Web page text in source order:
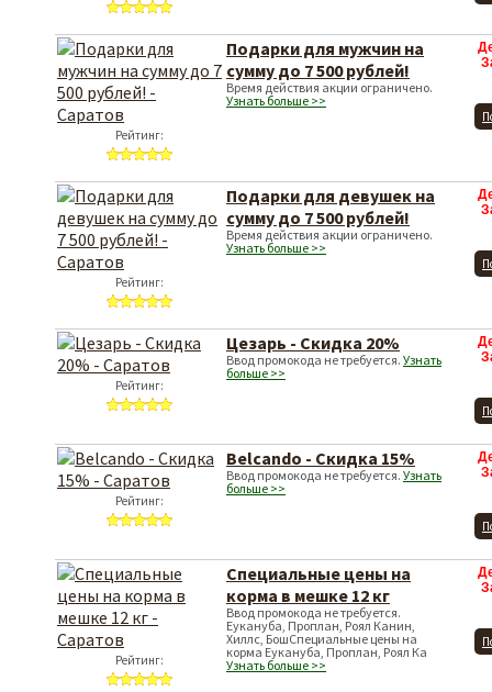
Рейтинг:
Подарки для мужчин на
сумму до 7 500 рублей!
Время действия акции ограничено.
Узнать больше >>
Рейтинг:
Подарки для девушек на
сумму до 7 500 рублей!
Время действия акции ограничено.
Узнать больше >>
Рейтинг:
Цезарь - Скидка 20%
Ввод промокода не требуется. Узнать
больше >>
Рейтинг:
Belcando - Скидка 15%
Ввод промокода не требуется. Узнать
больше >>
Рейтинг:
Специальные цены на
корма в мешке 12 кг
Ввод промокода не требуется.
Еукануба, Проплан, Роял Канин,
Хиллс, БошСпециальные цены на
корма Еукануба, Проплан, Роял Ка
Узнать больше >>